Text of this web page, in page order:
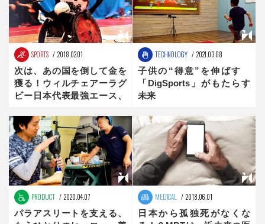
SPORTS 2018.02.01
次は、あの国を倒して金を
獲る！ウィルチェアーラグ
ビー日本代表最強エース、
TECHNOLOGY 2021.03.08
子供の“得意”を伸ばす
「DigSports」がもたらす
未来
PRODUCT 2020.04.07
パラアスリートを支える、
MEDICAL 2018.06.01
日本から孤独死がなくな